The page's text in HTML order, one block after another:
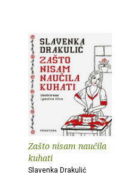
Zašto nisam naučila
kuhati
Slavenka Drakulić